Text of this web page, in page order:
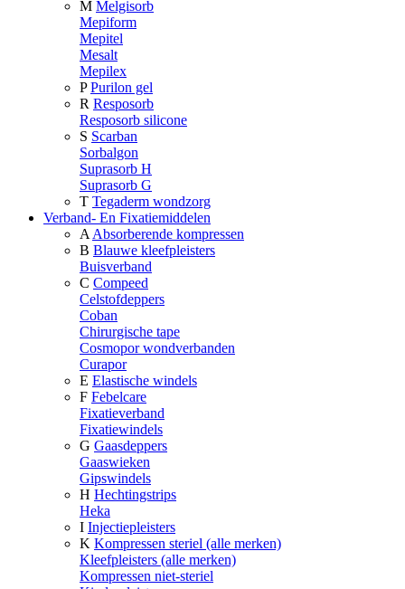
M Melgisorb
Mepiform
Mepitel
Mesalt
Mepilex
P Purilon gel
R Resposorb
Resposorb silicone
S Scarban
Sorbalgon
Suprasorb H
Suprasorb G
T Tegaderm wondzorg
Verband- En Fixatiemiddelen
A Absorberende kompressen
B Blauwe kleefpleisters
Buisverband
C Compeed
Celstofdeppers
Coban
Chirurgische tape
Cosmopor wondverbanden
Curapor
E Elastische windels
F Febelcare
Fixatieverband
Fixatiewindels
G Gaasdeppers
Gaaswieken
Gipswindels
H Hechtingstrips
Heka
I Injectiepleisters
K Kompressen steriel (alle merken)
Kleefpleisters (alle merken)
Kompressen niet-steriel